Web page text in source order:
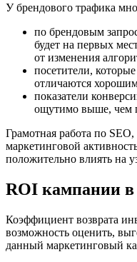
У брендового трафика
по брендовым
будет на первых
от изменения
посетители,
отличаются
показатели
ощутимо выше, чем
Грамотная работа по
маркетинговой
положительно влиять на
ROI кампании в
Коэффициент возврата
возможность оценить,
данный маркетинговый